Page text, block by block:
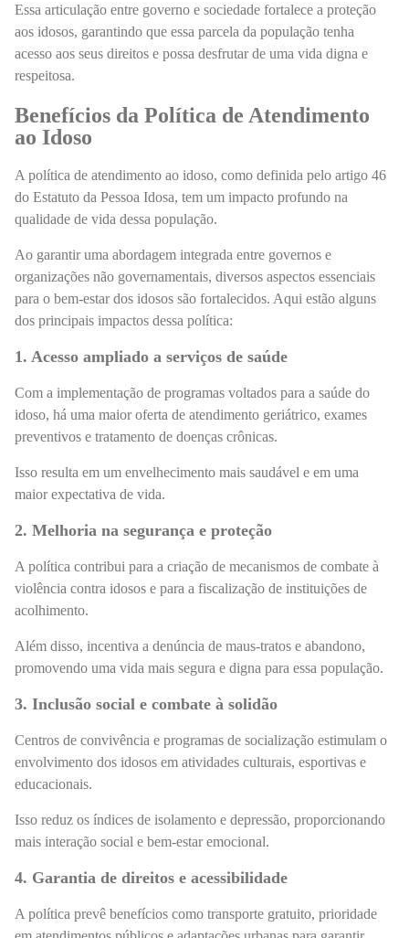
Essa articulação entre governo e sociedade fortalece a proteção
aos idosos, garantindo que essa parcela da população tenha
acesso aos seus direitos e possa desfrutar de uma vida digna e
respeitosa.
Benefícios da Política de Atendimento
ao Idoso
A política de atendimento ao idoso, como definida pelo artigo 46
do Estatuto da Pessoa Idosa, tem um impacto profundo na
qualidade de vida dessa população.
Ao garantir uma abordagem integrada entre governos e
organizações não governamentais, diversos aspectos essenciais
para o bem-estar dos idosos são fortalecidos. Aqui estão alguns
dos principais impactos dessa política:
1. Acesso ampliado a serviços de saúde
Com a implementação de programas voltados para a saúde do
idoso, há uma maior oferta de atendimento geriátrico, exames
preventivos e tratamento de doenças crônicas.
Isso resulta em um envelhecimento mais saudável e em uma
maior expectativa de vida.
2. Melhoria na segurança e proteção
A política contribui para a criação de mecanismos de combate à
violência contra idosos e para a fiscalização de instituições de
acolhimento.
Além disso, incentiva a denúncia de maus-tratos e abandono,
promovendo uma vida mais segura e digna para essa população.
3. Inclusão social e combate à solidão
Centros de convivência e programas de socialização estimulam o
envolvimento dos idosos em atividades culturais, esportivas e
educacionais.
Isso reduz os índices de isolamento e depressão, proporcionando
mais interação social e bem-estar emocional.
4. Garantia de direitos e acessibilidade
A política prevê benefícios como transporte gratuito, prioridade